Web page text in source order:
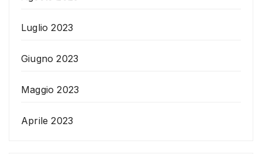
Luglio 2023
Giugno 2023
Maggio 2023
Aprile 2023